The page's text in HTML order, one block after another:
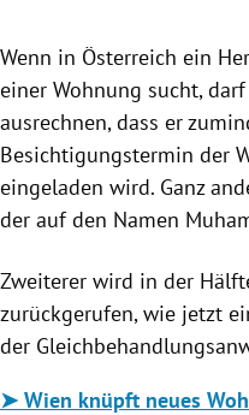
Wenn in Österreich ein
einer Wohnung sucht,
ausrechnen, dass er
Besichtigungstermin der
eingeladen wird. Ganz
der auf den Namen
Zweiterer wird in der
zurückgerufen, wie jetzt
der
➤ Wien knüpft neues